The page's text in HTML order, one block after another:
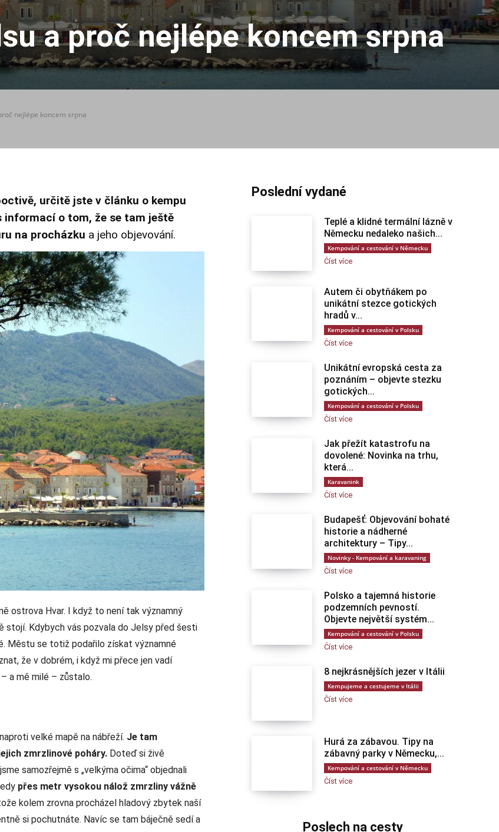
a proč nejlépe koncem srpna
nejlépe koncem srpna
určitě jste v článku o kempu
informací o tom, že se tam ještě
na procházku a jeho objevování.
ostrova Hvar. I když to není tak významný
stojí. Kdybych vás pozvala do Jelsy před šesti
Městu se totiž podařilo získat významné
že v dobrém, i když mi přece jen vadí
a mě milé – zůstalo.
velké mapě na nábřeží. Je tam
zmrzlinové poháry. Doteď si živě
samozřejmě s „velkýma očima“ objednali
přes metr vysokou nálož zmrzliny vážně
kolem zrovna procházel hladový zbytek naší
si pochutnáte. Navíc se tam báječně sedí a
Poslední vydané
Teplé a klidné termální lázně v
Německu nedaleko našich...
Kempování a cestování v Německu
Číst více
Autem či obytňákem po
unikátní stezce gotických
hradů v...
Kempování a cestování v Polsku
Číst více
Unikátní evropská cesta za
poznáním – objevte stezku
gotických...
Kempování a cestování v Polsku
Číst více
Jak přežít katastrofu na
dovolené: Novinka na trhu,
která...
Karavanink
Číst více
Budapešť: Objevování bohaté
historie a nádherné
architektury – Tipy...
Novinky - Kempování a karavaning
Číst více
Polsko a tajemná historie
podzemních pevností.
Objevte největší systém...
Kempování a cestování v Polsku
Číst více
8 nejkrásnějších jezer v Itálii
Kempujeme a cestujeme v Itálii
Číst více
Hurá za zábavou. Tipy na
zábavný parky v Německu,...
Kempování a cestování v Německu
Číst více
Poslech na cesty